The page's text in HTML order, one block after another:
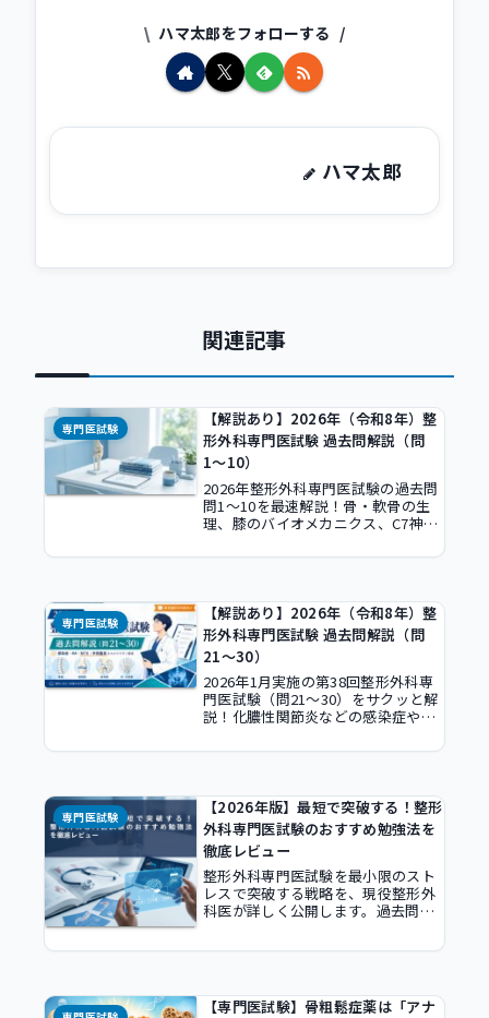
ハマ太郎をフォローする
ハマ太郎
関連記事
専門医試験
【解説あり】2026年（令和8年）整
形外科専門医試験 過去問解説（問
1〜10）
2026年整形外科専門医試験の過去問
問1〜10を最速解説！骨・軟骨の生
理、膝のバイオメカニクス、C7神経
識を標準整形外科学第13版に基づき
る内容です。
専門医試験
【解説あり】2026年（令和8年）整
形外科専門医試験 過去問解説（問
21〜30）
2026年1月実施の第38回整形外科専
門医試験（問21〜30）をサクッと解
説！化膿性関節炎などの感染症や、
ど、明日からの外来や当直、オペ室
専門医試験
【2026年版】最短で突破する！整形
外科専門医試験のおすすめ勉強法を
徹底レビュー
整形外科専門医試験を最小限のスト
レスで突破する戦略を、現役整形外
科医が詳しく公開します。過去問サ
師として使う効率化術を駆使し、手
と勉強法を徹底解説します。
【専門医試験】骨粗鬆症薬は「アナ